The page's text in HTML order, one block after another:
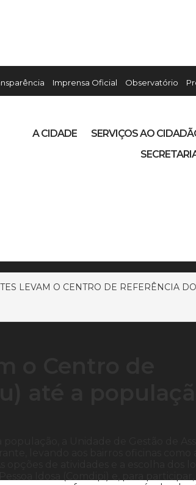
Imprensa Oficial Observatório
A CIDADE SERVIÇOS AO
LEVAM O CENTRO DE REFERÊNCIA